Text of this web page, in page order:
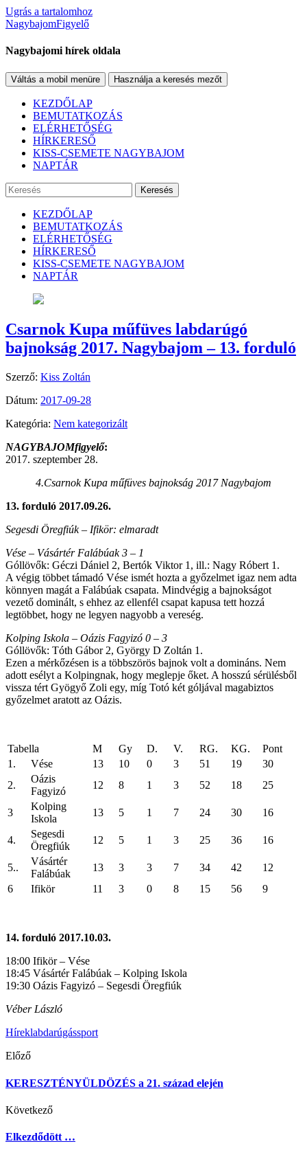
Ugrás a tartalomhoz
NagybajomFigyelő
Nagybajomi hírek oldala
Váltás a mobil menüre Használja a keresés mezőt
KEZDŐLAP
BEMUTATKOZÁS
ELÉRHETŐSÉG
HÍRKERESŐ
KISS-CSEMETE NAGYBAJOM
NAPTÁR
Keresés
KEZDŐLAP
BEMUTATKOZÁS
ELÉRHETŐSÉG
HÍRKERESŐ
KISS-CSEMETE NAGYBAJOM
NAPTÁR
Csarnok Kupa műfüves labdarúgó
bajnokság 2017. Nagybajom – 13. forduló
Szerző: Kiss Zoltán
Dátum: 2017-09-28
Kategória: Nem kategorizált
NAGYBAJOMfigyelő:
2017. szeptember 28.
4.Csarnok Kupa műfüves bajnokság 2017 Nagybajom
13. forduló 2017.09.26.
Segesdi Öregfiúk – Ifikör: elmaradt
Vése – Vásártér Falábúak 3 – 1
Góllövők: Géczi Dániel 2, Bertók Viktor 1, ill.: Nagy Róbert 1.
A végig többet támadó Vése ismét hozta a győzelmet igaz nem adta
könnyen magát a Falábúak csapata. Mindvégig a bajnokságot
vezető dominált, s ehhez az ellenfél csapat kapusa tett hozzá
legtöbbet, hogy ne legyen nagyobb a vereség.
Kolping Iskola – Oázis Fagyizó 0 – 3
Góllövők: Tóth Gábor 2, György D Zoltán 1.
Ezen a mérkőzésen is a többszörös bajnok volt a domináns. Nem
adott esélyt a Kolpingnak, hogy meglepje őket. A hosszú sérülésből
vissza tért Gyögyő Zoli egy, míg Totó két góljával magabiztos
győzelmet aratott az Oázis.
Tabella M Gy D. V. RG. KG.
Pont
1.
Vése 13 10 0 3 51 19
30
2.
Oázis
Fagyizó
12 8 1 3 52 18 25
3
Kolping
Iskola
13 5 1 7 24 30 16
4.
Segesdi
Öregfiúk
12 5 1 3 25 36 16
5..
Vásártér
Falábúak
13 3 3 7 34 42
12
6
Ifikör 11 3 0 8 15 56 9
14. forduló 2017.10.03.
18:00 Ifikör – Vése
18:45 Vásártér Falábúak – Kolping Iskola
19:30 Oázis Fagyizó – Segesdi Öregfiúk
Véber László
Híreklabdarúgássport
Előző
KERESZTÉNYÜLDÖZÉS a 21. század elején
Következő
Elkezdődött …